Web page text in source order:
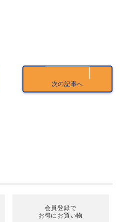
次の記事へ
会員登録で
お得にお買い物